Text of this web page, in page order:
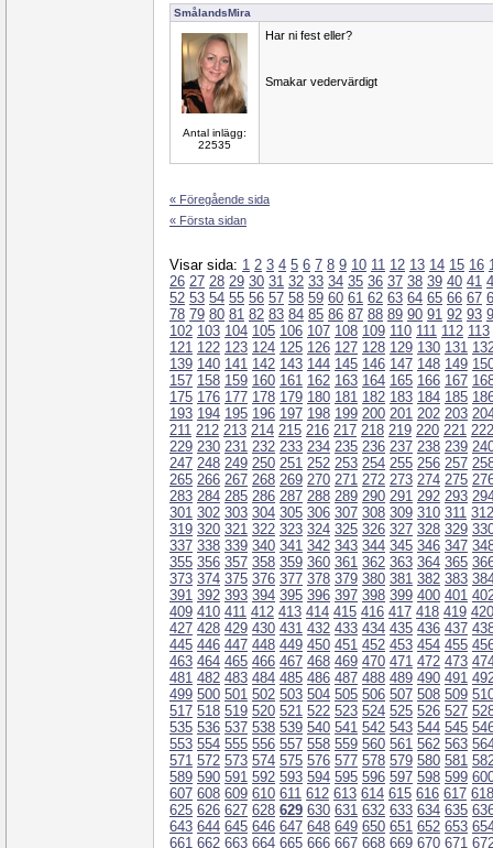
SmålandsMira
Antal inlägg:
22535
Har ni fest eller?
Smakar vedervärdigt
« Föregående sida
« Första sidan
Visar sida: 1 2 3 4 5 6 7 8 9 10 11 12 13 14 15 16
26 27 28 29 30 31 32 33 34 35 36 37 38 39 40 41
52 53 54 55 56 57 58 59 60 61 62 63 64 65 66 67
78 79 80 81 82 83 84 85 86 87 88 89 90 91 92 93
102 103 104 105 106 107 108 109 110 111 112 113
121 122 123 124 125 126 127 128 129 130 131
139 140 141 142 143 144 145 146 147 148 149
157 158 159 160 161 162 163 164 165 166 167
175 176 177 178 179 180 181 182 183 184 185
193 194 195 196 197 198 199 200 201 202 203
211 212 213 214 215 216 217 218 219 220 221 222
229 230 231 232 233 234 235 236 237 238 239
247 248 249 250 251 252 253 254 255 256 257
265 266 267 268 269 270 271 272 273 274 275
283 284 285 286 287 288 289 290 291 292 293
301 302 303 304 305 306 307 308 309 310 311 312
319 320 321 322 323 324 325 326 327 328 329
337 338 339 340 341 342 343 344 345 346 347
355 356 357 358 359 360 361 362 363 364 365
373 374 375 376 377 378 379 380 381 382 383
391 392 393 394 395 396 397 398 399 400 401
409 410 411 412 413 414 415 416 417 418 419 420
427 428 429 430 431 432 433 434 435 436 437
445 446 447 448 449 450 451 452 453 454 455
463 464 465 466 467 468 469 470 471 472 473
481 482 483 484 485 486 487 488 489 490 491
499 500 501 502 503 504 505 506 507 508 509
517 518 519 520 521 522 523 524 525 526 527
535 536 537 538 539 540 541 542 543 544 545
553 554 555 556 557 558 559 560 561 562 563
571 572 573 574 575 576 577 578 579 580 581
589 590 591 592 593 594 595 596 597 598 599
607 608 609 610 611 612 613 614 615 616 617 618
625 626 627 628 629 630 631 632 633 634 635
643 644 645 646 647 648 649 650 651 652 653
661 662 663 664 665 666 667 668 669 670 671